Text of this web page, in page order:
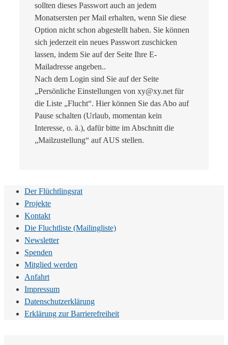
sollten dieses Passwort auch an jedem
Monatsersten per Mail erhalten, wenn Sie diese
Option nicht schon abgestellt haben. Sie können
sich jederzeit ein neues Passwort zuschicken
lassen, indem Sie auf der Seite Ihre E-
Mailadresse angeben..
Nach dem Login sind Sie auf der Seite
„Persönliche Einstellungen von xy@xy.net für
die Liste „Flucht“. Hier können Sie das Abo auf
Pause schalten (Urlaub, momentan kein
Interesse, o. ä.), dafür bitte im Abschnitt die
„Mailzustellung“ auf AUS stellen.
Der Flüchtlingsrat
Projekte
Kontakt
Die Fluchtliste (Mailingliste)
Newsletter
Spenden
Mitglied werden
Anfahrt
Impressum
Datenschutzerklärung
Erklärung zur Barrierefreiheit